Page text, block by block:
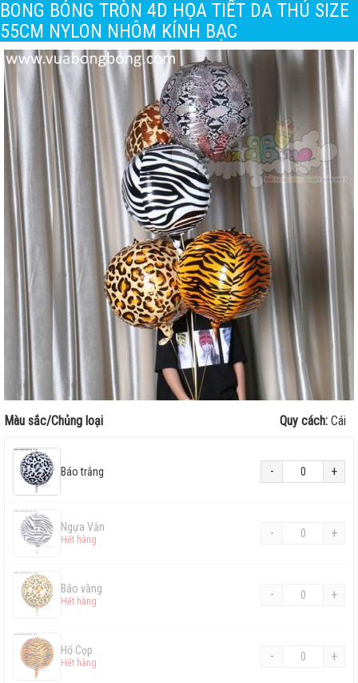
BONG BÓNG TRÒN 4D HỌA TIẾT DA THÚ SIZE
55CM NYLON NHÔM KÍNH BẠC
Màu sắc/Chủng loại Quy cách: Cái
Báo trắng - +
Ngựa Vằn
Hết hàng - +
Báo vàng
Hết hàng - +
Hổ Cọp
Hết hàng - +